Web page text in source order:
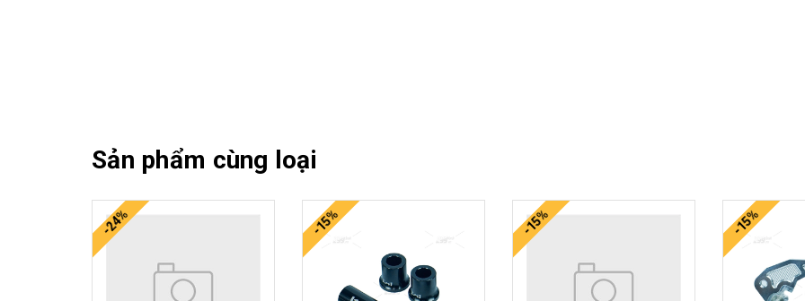
Sản phẩm cùng loại
-24% -15% -15% -15%